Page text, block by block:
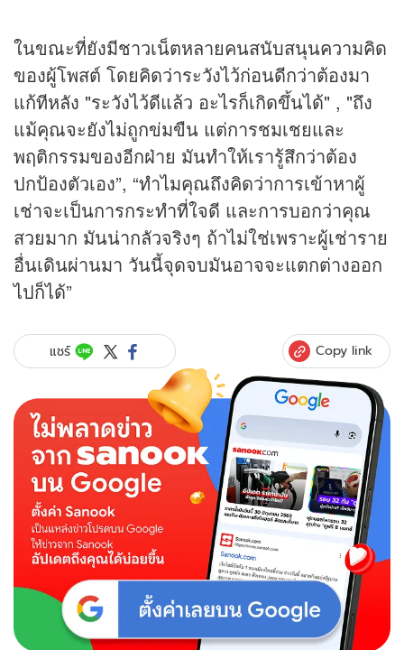
ในขณะที่ยังมีชาวเน็ตหลายคนสนับสนุนความคิด
ของผู้โพสต์ โดยคิดว่าระวังไว้ก่อนดีกว่าต้องมา
แก้ทีหลัง "ระวังไว้ดีแล้ว อะไรก็เกิดขึ้นได้" , "ถึง
แม้คุณจะยังไม่ถูกข่มขืน แต่การชมเชยและ
พฤติกรรมของอีกฝ่าย มันทำให้เรารู้สึกว่าต้อง
ปกป้องตัวเอง”, “ทำไมคุณถึงคิดว่าการเข้าหาผู้
เช่าจะเป็นการกระทำที่ใจดี และการบอกว่าคุณ
สวยมาก มันน่ากลัวจริงๆ ถ้าไม่ใช่เพราะผู้เช่าราย
อื่นเดินผ่านมา วันนี้จุดจบมันอาจจะแตกต่างออก
ไปก็ได้”
แชร์ Copy link